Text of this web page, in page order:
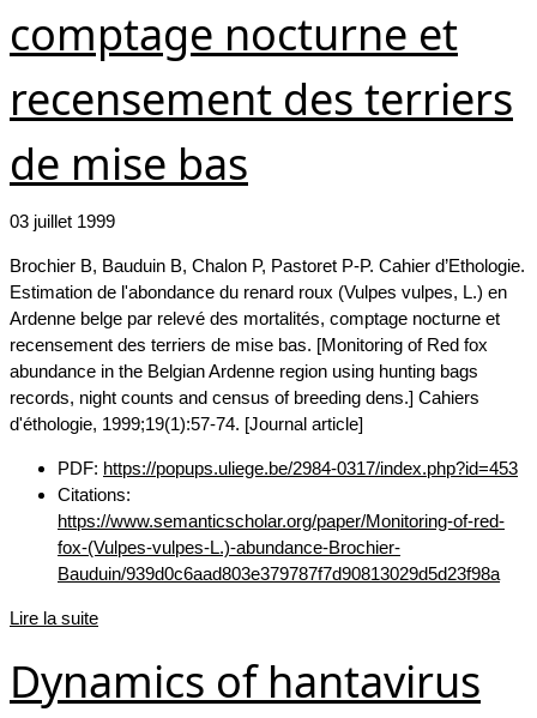
comptage nocturne et
recensement des terriers
de mise bas
03 juillet 1999
Brochier B, Bauduin B, Chalon P, Pastoret P-P. Cahier d’Ethologie.
Estimation de l'abondance du renard roux (Vulpes vulpes, L.) en
Ardenne belge par relevé des mortalités, comptage nocturne et
recensement des terriers de mise bas. [Monitoring of Red fox
abundance in the Belgian Ardenne region using hunting bags
records, night counts and census of breeding dens.] Cahiers
d'éthologie, 1999;19(1):57-74. [Journal article]
PDF: https://popups.uliege.be/2984-0317/index.php?id=453
Citations:
https://www.semanticscholar.org/paper/Monitoring-of-red-
fox-(Vulpes-vulpes-L.)-abundance-Brochier-
Bauduin/939d0c6aad803e379787f7d90813029d5d23f98a
Lire la suite
Dynamics of hantavirus